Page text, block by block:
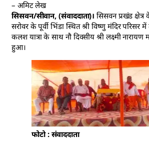
– अमिट लेख
सिसवन/सीवान, (संवाददाता)। सिसवन प्रखंड
सरोवर के पूर्वी भिंडा स्थित श्री विष्णु मंदिर परिसर
कलश यात्रा के साथ नौ दिवसीय श्री लक्ष्मी
हुआ।
फोटो : संवाददाता